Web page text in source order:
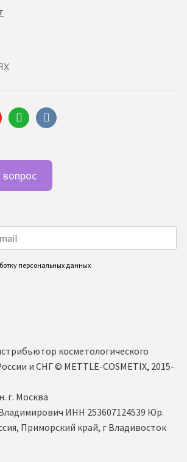
whatsappvkontakte
персональных данных
косметологического
и СНГ ©️ METTLE-COSMETIX, 2015-
г. Москва
ИНН 253607124539 Юр.
Приморский край, г Владивосток